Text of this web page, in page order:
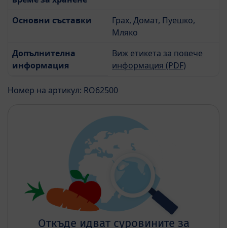
Основни съставки
Грах, Домат, Пуешко,
Мляко
Допълнителна
информация
Виж етикета за повече
информация (PDF)
Номер на артикул: RO62500
Откъде идват суровините за